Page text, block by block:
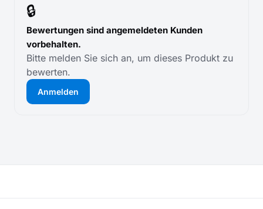
🔒
Bewertungen sind angemeldeten Kunden
vorbehalten.
Bitte melden Sie sich an, um dieses Produkt zu
bewerten.
Anmelden